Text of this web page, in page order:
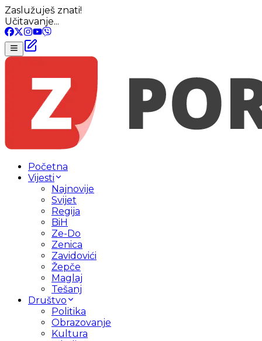
Zaslužuješ znati!
Učitavanje...
Početna
Vijesti
Najnovije
Svijet
Regija
BiH
Ze-Do
Zenica
Zavidovići
Žepče
Maglaj
Tešanj
Društvo
Politika
Obrazovanje
Kultura